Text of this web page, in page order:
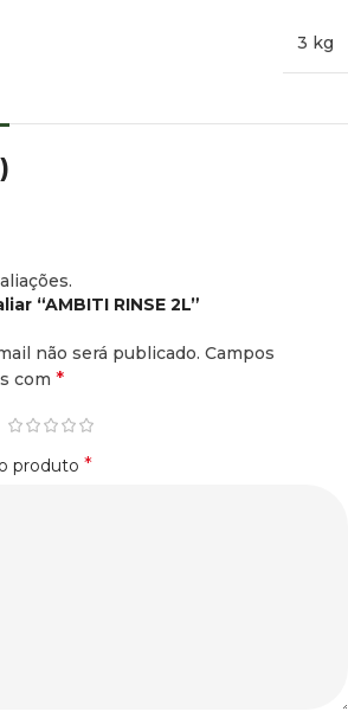
3 kg
“AMBITI RINSE 2L”
não será publicado. Campos
com *
produto *